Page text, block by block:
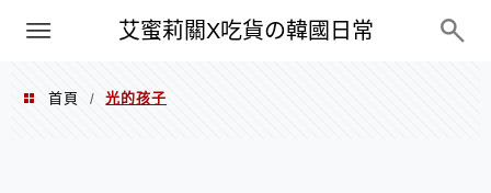
艾蜜莉關X吃貨の韓國日常
PXN
首頁 / 光的孩子